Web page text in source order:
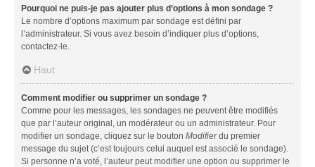
Pourquoi ne puis-je pas ajouter plus d’options à mon sondage ?
Le nombre d’options maximum par sondage est défini par
l’administrateur. Si vous avez besoin d’indiquer plus d’options,
contactez-le.
Haut
Comment modifier ou supprimer un sondage ?
Comme pour les messages, les sondages ne peuvent être modifiés
que par l’auteur original, un modérateur ou un administrateur. Pour
modifier un sondage, cliquez sur le bouton Modifierdu premier
message du sujet (c’est toujours celui auquel est associé le sondage).
Si personne n’a voté, l’auteur peut modifier une option ou supprimer le